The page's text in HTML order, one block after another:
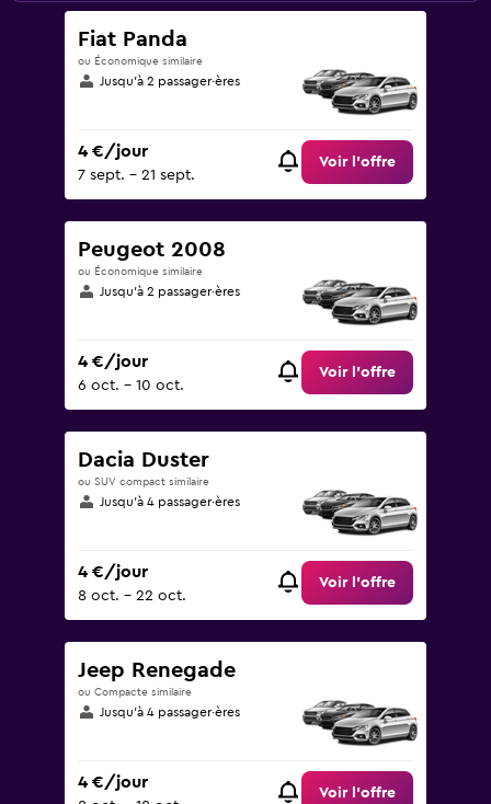
Fiat Panda
ou Économique similaire
Jusqu’à 2 passager·ères
4 €/jour
7 sept. - 21 sept.
Voir l’offre
Peugeot 2008
ou Économique similaire
Jusqu’à 2 passager·ères
4 €/jour
6 oct. - 10 oct.
Voir l’offre
Dacia Duster
ou SUV compact similaire
Jusqu’à 4 passager·ères
4 €/jour
8 oct. - 22 oct.
Voir l’offre
Jeep Renegade
ou Compacte similaire
Jusqu’à 4 passager·ères
4 €/jour
Voir l’offre